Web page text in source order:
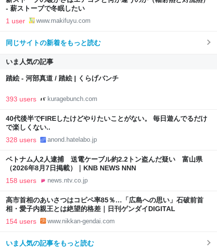
- 薪ストーブで冬眠したい
1 user www.makifuyu.com
同じサイトの新着をもっと読む
いま人気の記事
踏絵 - 河部真道 / 踏絵 | くらげバンチ
393 users kuragebunch.com
40代後半でFIREしたけどやりたいことがない。 毎日遊んでるだけ
で楽しくない..
328 users anond.hatelabo.jp
ベトナム人2人逮捕 送電ケーブル約2.2トン盗んだ疑い 富山県
（2026年8月7日掲載）｜KNB NEWS NNN
158 users news.ntv.co.jp
高市首相のあいさつはコピペ率85％…「広島への思い」石破前首
相・愛子内親王とは絶望的格差｜日刊ゲンダイDIGITAL
154 users www.nikkan-gendai.com
いま人気の記事をもっと読む